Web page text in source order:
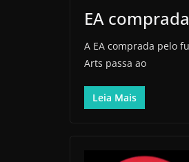
EA
A EA comprada pelo
Arts passa ao
Leia Mais